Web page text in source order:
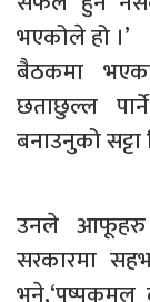
भएकोले हो ।’
बैठकमा
छताछुल्ल
बनाउनुको
उनले आफूहरु
सरकारमा
भने,‘पुष्पकमल